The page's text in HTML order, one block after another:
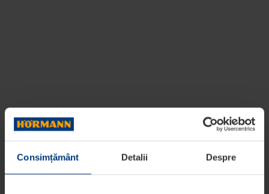
Consimțământ Detalii Despre